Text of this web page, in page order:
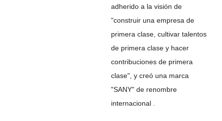
adherido a la visión de
"construir una empresa de
primera clase, cultivar talentos
de primera clase y hacer
contribuciones de primera
clase", y creó una marca
"SANY" de renombre
internacional .